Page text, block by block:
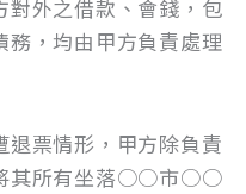
外之借款、會錢，包
務，均由甲方負責處理
退票情形，甲方除負責
將其所有坐落○○市○○